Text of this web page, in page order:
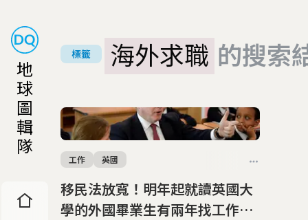
地
球
圖
輯
隊
標籤 海外求職 的搜索
移民法放寬！明年起就讀英國大
學的外國畢業生有兩年找工作時
工作 英國